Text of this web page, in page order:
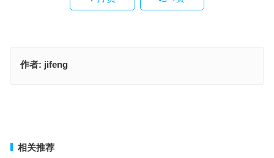
作者: jifeng
相关推荐